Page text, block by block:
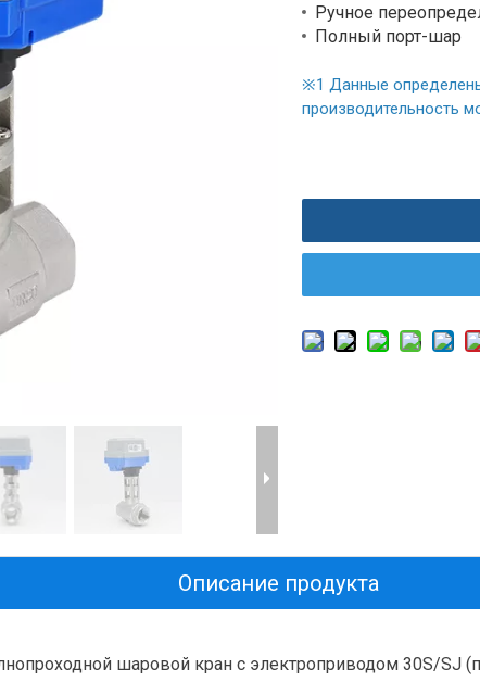
Ручное
Полный порт-шар
※1 Данные
производительность
Описание продукта
шаровой кран с электроприводом 30S/SJ